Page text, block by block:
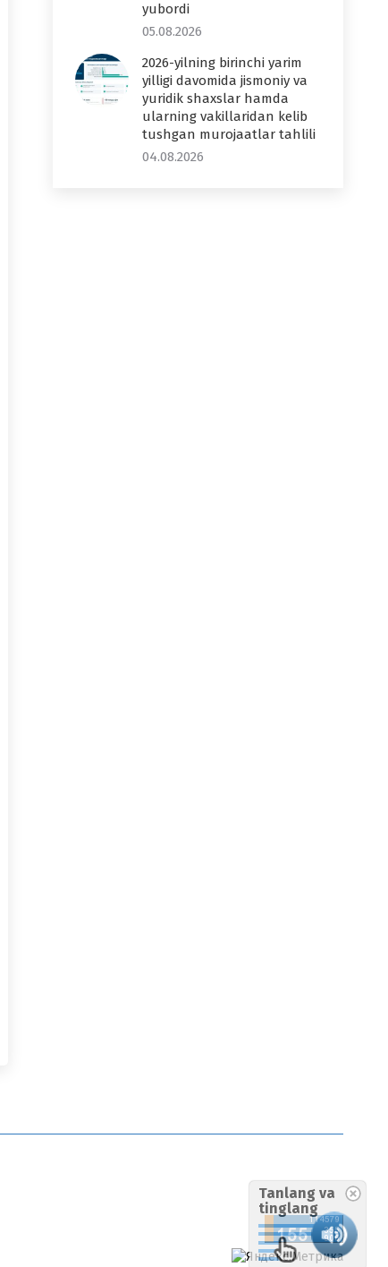
yubordi
05.08.2026
2026-yilning birinchi yarim
yilligi davomida jismoniy va
yuridik shaxslar hamda
ularning vakillaridan kelib
tushgan murojaatlar tahlili
04.08.2026
Tanlang va
tinglang